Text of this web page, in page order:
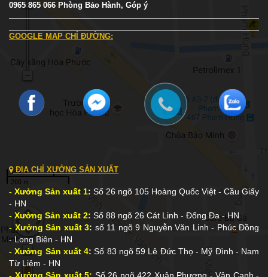
0965 865 066 Phòng Bảo Hành, Góp ý
GOOGLE MAP CHỈ ĐƯỜNG:
ĐỊA CHỈ XƯỞNG SẢN XUẤT
- Xưởng Sản xuất 1: Số 26 ngõ 105 Hoàng Quốc Việt - Cầu Giấy
- HN
- Xưởng Sản xuất 2: Số 88 ngõ 26 Cát Linh - Đống Đa - HN
- Xưởng Sản xuất 3: số 11 ngõ 9 Nguyễn Văn Linh - Phúc Đồng
- Long Biên - HN
- Xưởng Sản xuất 4: Số 83 ngõ 59 Lê Đức Thọ - Mỹ Đình - Nam
Từ Liêm - HN